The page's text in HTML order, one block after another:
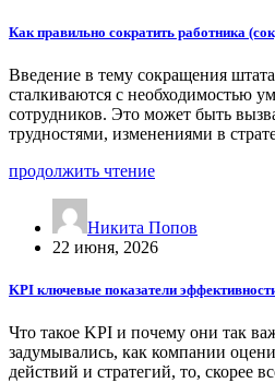
Как правильно сократить работника
Введение в тему сокращения
сталкиваются с необходимостью
сотрудников. Это может быть
трудностями, изменениями в
продолжить чтение
Никита Попов
22 июня, 2026
KPI ключевые показатели
Что такое KPI и почему они так
задумывались, как компании
действий и стратегий, то, скорее